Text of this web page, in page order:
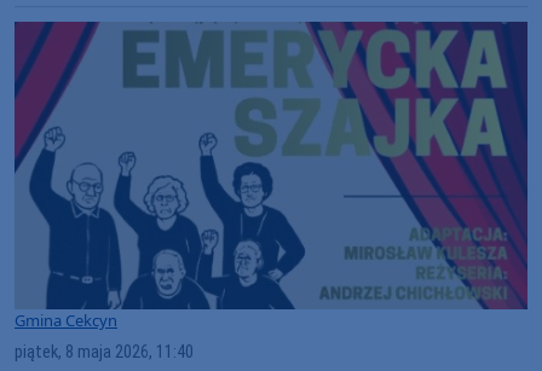
Gmina Cekcyn
piątek, 8 maja 2026, 11:40